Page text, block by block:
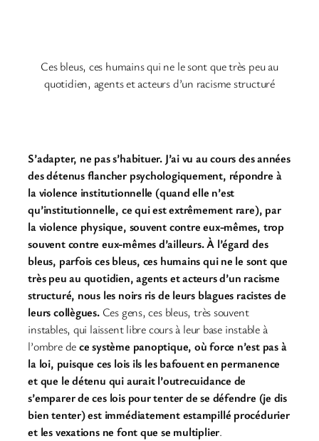
Ces bleus, ces humains qui ne le sont que très peu au
quotidien, agents et acteurs d’un racisme structuré
S’adapter, ne pas s’habituer. J’ai vu au cours des années
des détenus flancher psychologiquement, répondre à
la violence institutionnelle (quand elle n’est
qu’institutionnelle, ce qui est extrêmement rare), par
la violence physique, souvent contre eux-mêmes, trop
souvent contre eux-mêmes d’ailleurs. À l’égard des
bleus, parfois ces bleus, ces humains qui ne le sont que
très peu au quotidien, agents et acteurs d’un racisme
structuré, nous les noirs ris de leurs blagues racistes de
leurs collègues.Ces gens, ces bleus, très souvent
instables, qui laissent libre cours à leur base instable à
l’ombre dece système panoptique, où force n’est pas à
la loi, puisque ces lois ils les bafouent en permanence
et que le détenu qui aurait l’outrecuidance de
s’emparer de ces lois pour tenter de se défendre (je dis
bien tenter) est immédiatement estampillé procédurier
et les vexations ne font que se multiplier.